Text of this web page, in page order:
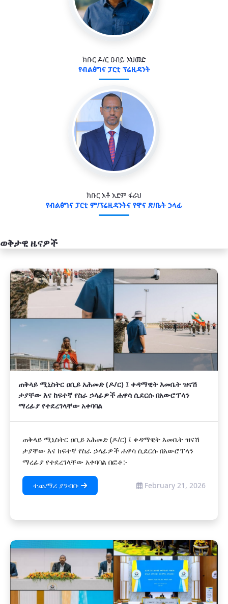
ክቡር ዶ/ር ዐብይ አህመድ
የብልፅግና ፓርቲ ፕሬዚዳንት
ክቡር አቶ አደም ፋራህ
የብልፅግና ፓርቲ ም/ፕሬዚዳንትና የዋና ጽ/ቤት ኃላፊ
ወቅታዊ ዜናዎች
አዲስ
ጠቅላይ ሚኒስትር ዐቢይ አሕመድ (ዶ/ር) ፤ ቀዳማዊት እመቤት ዝናሽ
ታያቸው እና ከፍተኛ የስራ ኃላፊዎች ሐዋሳ ሲደርሱ በአውሮፕላን
ማረፊያ የተደረገላቸው አቀባባል
ጠቅላይ ሚኒስትር ዐቢይ አሕመድ (ዶ/ር) ፤ ቀዳማዊት እመቤት ዝናሽ
ታያቸው እና ከፍተኛ የስራ ኃላፊዎች ሐዋሳ ሲደርሱ በአውሮፕላን
ማረፊያ የተደረገላቸው አቀባባል በፎቶ:-
ተጨማሪ ያንብቡ February 21, 2026